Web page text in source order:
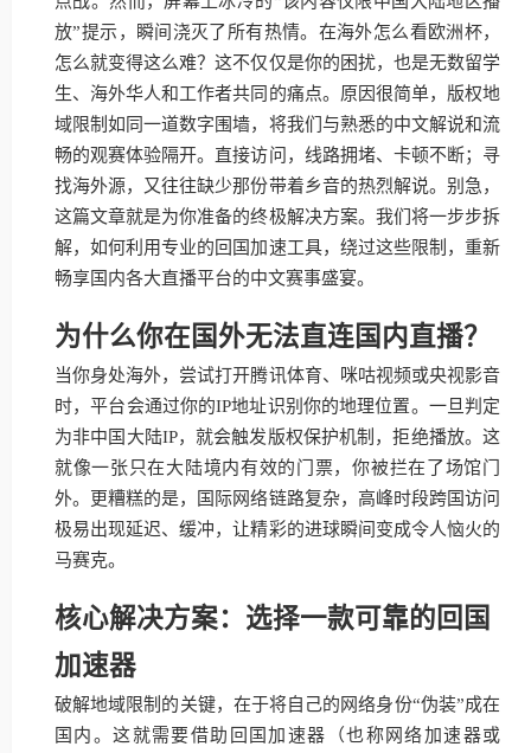
放”提示，瞬间浇灭了所有热情。在海外怎么看欧洲杯，
怎么就变得这么难？这不仅仅是你的困扰，也是无数留学
生、海外华人和工作者共同的痛点。原因很简单，版权地
域限制如同一道数字围墙，将我们与熟悉的中文解说和流
畅的观赛体验隔开。直接访问，线路拥堵、卡顿不断；寻
找海外源，又往往缺少那份带着乡音的热烈解说。别急，
这篇文章就是为你准备的终极解决方案。我们将一步步拆
解，如何利用专业的回国加速工具，绕过这些限制，重新
畅享国内各大直播平台的中文赛事盛宴。
为什么你在国外无法直连国内直播？
当你身处海外，尝试打开腾讯体育、咪咕视频或央视影音
时，平台会通过你的IP地址识别你的地理位置。一旦判定
为非中国大陆IP，就会触发版权保护机制，拒绝播放。这
就像一张只在大陆境内有效的门票，你被拦在了场馆门
外。更糟糕的是，国际网络链路复杂，高峰时段跨国访问
极易出现延迟、缓冲，让精彩的进球瞬间变成令人恼火的
马赛克。
核心解决方案：选择一款可靠的回国
加速器
破解地域限制的关键，在于将自己的网络身份“伪装”成在
国内。这就需要借助回国加速器（也称网络加速器或